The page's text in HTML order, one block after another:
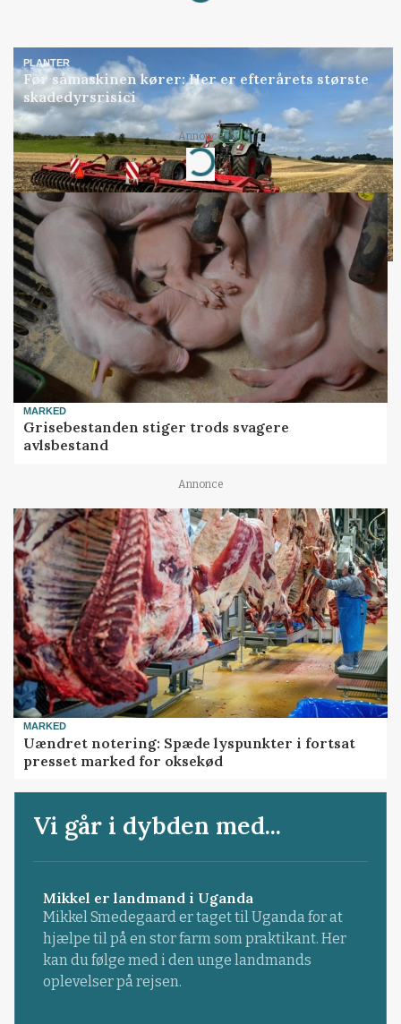
PLANTER
Før såmaskinen kører: Her er efterårets største
skadedyrsrisici
Annonce
Loading...
MARKED
Grisebestanden stiger trods svagere
avlsbestand
Annonce
MARKED
Uændret notering: Spæde lyspunkter i fortsat
presset marked for oksekød
Vi går i dybden med...
Mikkel er landmand i Uganda
Mikkel Smedegaard er taget til Uganda for at
hjælpe til på en stor farm som praktikant. Her
kan du følge med i den unge landmands
oplevelser på rejsen.